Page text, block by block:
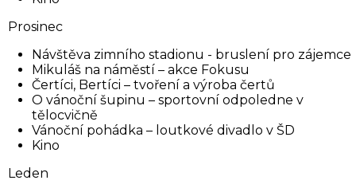
Prosinec
Návštěva zimního stadionu - bruslení pro zájemce
Mikuláš na náměstí – akce Fokusu
Čertíci, Bertíci – tvoření a výroba čertů
O vánoční šupinu – sportovní odpoledne v
tělocvičně
Vánoční pohádka – loutkové divadlo v ŠD
Kino
Leden